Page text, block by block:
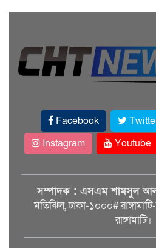
Facebook
Instagram
Youtube
সম্পাদক : এসএম শামসুল
মতিঝিল, ঢাকা-১০০০#
রাঙ্গামাটি।